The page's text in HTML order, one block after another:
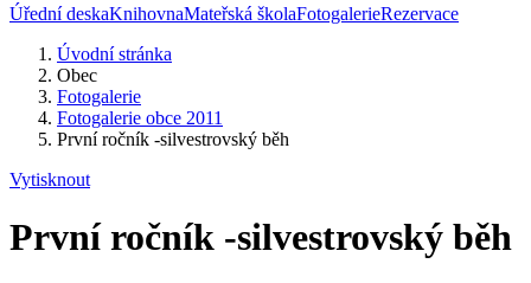
Úřední deskaKnihovnaMateřská školaFotogalerieRezervace
Úvodní stránka
Obec
Fotogalerie
Fotogalerie obce 2011
První ročník -silvestrovský běh
Vytisknout
První ročník -silvestrovský běh